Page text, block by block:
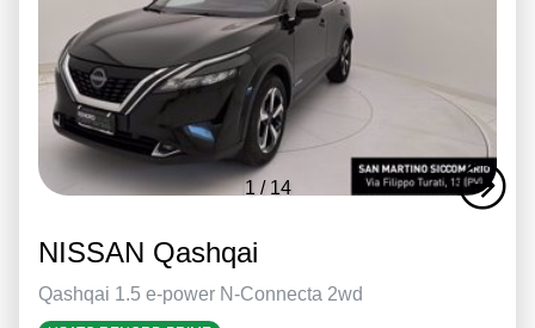
1 / 14
NISSAN Qashqai
Qashqai 1.5 e-power N-Connecta 2wd